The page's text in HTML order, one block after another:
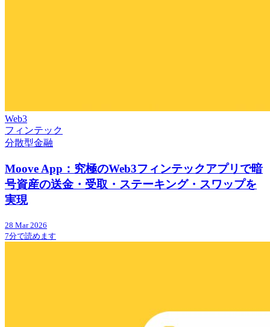
Web3
フィンテック
分散型金融
Moove App：究極のWeb3フィンテックアプリで暗
号資産の送金・受取・ステーキング・スワップを
実現
28 Mar 2026
7分で読めます